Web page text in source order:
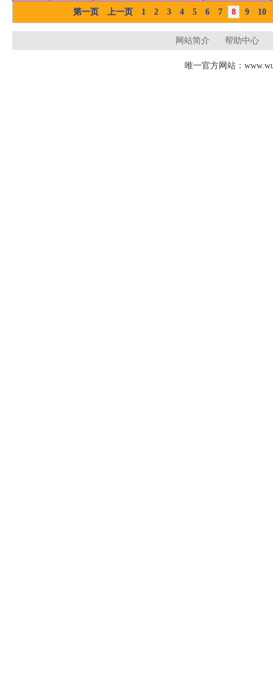
第一页 上一页 1 2 3 4 5 6 7 8 9 10
网站简介 帮助中心
唯一官方网站：